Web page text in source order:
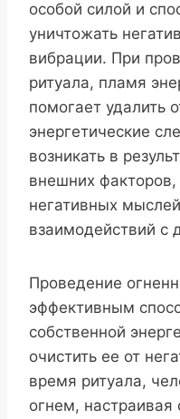
особой силой и
уничтожать
вибрации. При
ритуала, пламя
помогает удалить
энергетические
возникать в
внешних факторов,
негативных
взаимодействий с
Проведение
эффективным
собственной
очистить ее от
время ритуала,
огнем,